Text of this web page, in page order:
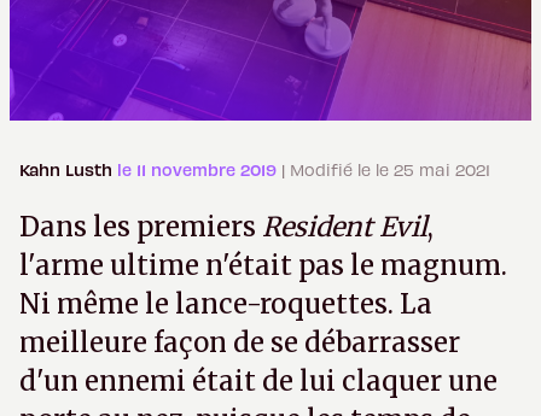
Kahn Lusth le 11 novembre 2019 | Modifié le le 25 mai 2021
Dans les premiers Resident Evil,
l'arme ultime n'était pas le magnum.
Ni même le lance-roquettes. La
meilleure façon de se débarrasser
d'un ennemi était de lui claquer une